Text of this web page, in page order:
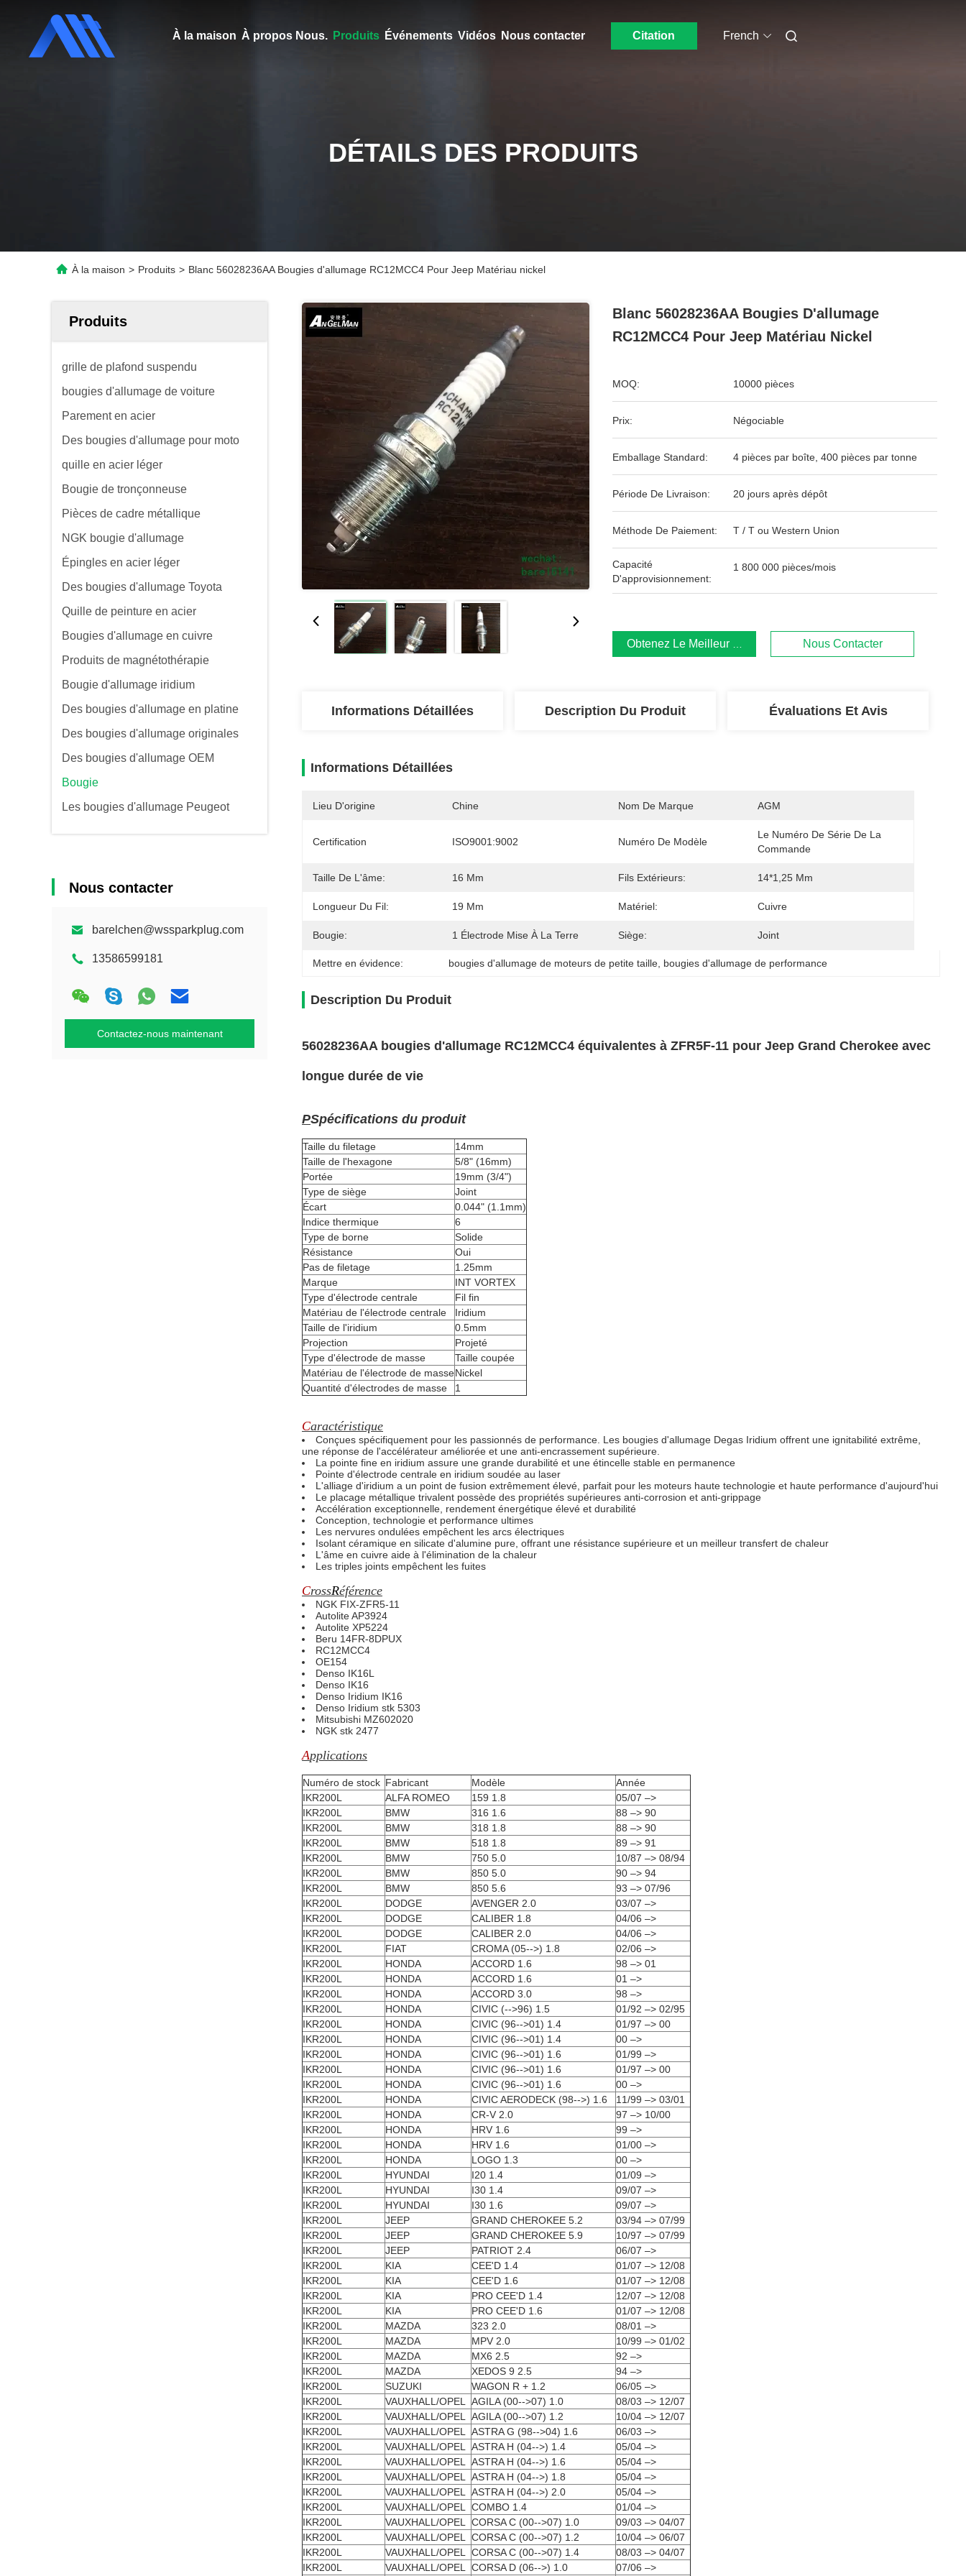
À la maison À propos Nous. Produits Événements Vidéos Nous contacter Citation French
DÉTAILS DES PRODUITS
À la maison > Produits > Blanc 56028236AA Bougies d'allumage RC12MCC4 Pour Jeep Matériau nickel
Produits
grille de plafond suspendu
bougies d'allumage de voiture
Parement en acier
Des bougies d'allumage pour moto
quille en acier léger
Bougie de tronçonneuse
Pièces de cadre métallique
NGK bougie d'allumage
Épingles en acier léger
Des bougies d'allumage Toyota
Quille de peinture en acier
Bougies d'allumage en cuivre
Produits de magnétothérapie
Bougie d'allumage iridium
Des bougies d'allumage en platine
Des bougies d'allumage originales
Des bougies d'allumage OEM
Bougie
Les bougies d'allumage Peugeot
Nous contacter
barelchen@wssparkplug.com
13586599181
Contactez-nous maintenant
Blanc 56028236AA Bougies D'allumage
RC12MCC4 Pour Jeep Matériau Nickel
MOQ: 10000 pièces
Prix: Négociable
Emballage Standard: 4 pièces par boîte, 400 pièces par tonne
Période De Livraison: 20 jours après dépôt
Méthode De Paiement: T / T ou Western Union
Capacité
D'approvisionnement:
1 800 000 pièces/mois
Obtenez Le Meilleur Prix Nous Contacter
Informations Détaillées Description Du Produit Évaluations Et Avis
Informations Détaillées
Lieu D'origine Chine Nom De Marque AGM
Certification ISO9001:9002 Numéro De Modèle
Le Numéro De Série De La
Commande
Taille De L'âme: 16 Mm Fils Extérieurs: 14*1,25 Mm
Longueur Du Fil: 19 Mm Matériel: Cuivre
Bougie: 1 Électrode Mise À La Terre Siège: Joint
Mettre en évidence: bougies d'allumage de moteurs de petite taille bougies d'allumage de performance
Description Du Produit
56028236AA bougies d'allumage RC12MCC4 équivalentes à ZFR5F-11 pour Jeep Grand Cherokee avec
longue durée de vie
PSpécifications du produit
Taille du filetage
14mm
Taille de l'hexagone
5/8" (16mm)
Portée
19mm (3/4")
Type de siège
Joint
Écart
0.044" (1.1mm)
Indice thermique
6
Type de borne
Solide
Résistance
Oui
Pas de filetage
1.25mm
Marque
INT VORTEX
Type d'électrode centrale
Fil fin
Matériau de l'électrode centrale
Iridium
Taille de l'iridium
0.5mm
Projection
Projeté
Type d'électrode de masse
Taille coupée
Matériau de l'électrode de masseNickel
Quantité d'électrodes de masse
1
Caractéristique
Conçues spécifiquement pour les passionnés de performance. Les bougies d'allumage Degas Iridium offrent une ignitabilité extrême,
une réponse de l'accélérateur améliorée et une anti-encrassement supérieure.
La pointe fine en iridium assure une grande durabilité et une étincelle stable en permanence
Pointe d'électrode centrale en iridium soudée au laser
L'alliage d'iridium a un point de fusion extrêmement élevé, parfait pour les moteurs haute technologie et haute performance d'aujourd'hui
Le placage métallique trivalent possède des propriétés supérieures anti-corrosion et anti-grippage
Accélération exceptionnelle, rendement énergétique élevé et durabilité
Conception, technologie et performance ultimes
Les nervures ondulées empêchent les arcs électriques
Isolant céramique en silicate d'alumine pure, offrant une résistance supérieure et un meilleur transfert de chaleur
L'âme en cuivre aide à l'élimination de la chaleur
Les triples joints empêchent les fuites
CrossRéférence
NGK FIX-ZFR5-11
Autolite AP3924
Autolite XP5224
Beru 14FR-8DPUX
RC12MCC4
OE154
Denso IK16L
Denso IK16
Denso Iridium IK16
Denso Iridium stk 5303
Mitsubishi MZ602020
NGK stk 2477
Applications
Numéro de stock Fabricant Modèle
Année
IKR200L
ALFA ROMEO 159 1.8
05/07 –>
IKR200L
BMW 316 1.6
88 –> 90
IKR200L
BMW 318 1.8
88 –> 90
IKR200L
BMW 518 1.8
89 –> 91
IKR200L
BMW 750 5.0
10/87 –> 08/94
IKR200L
BMW 850 5.0
90 –> 94
IKR200L
BMW 850 5.6
93 –> 07/96
IKR200L
DODGE AVENGER 2.0
03/07 –>
IKR200L
DODGE CALIBER 1.8
04/06 –>
IKR200L
DODGE CALIBER 2.0
04/06 –>
IKR200L
FIAT CROMA (05-->) 1.8
02/06 –>
IKR200L
HONDA ACCORD 1.6
98 –> 01
IKR200L
HONDA ACCORD 1.6
01 –>
IKR200L
HONDA ACCORD 3.0
98 –>
IKR200L
HONDA CIVIC (-->96) 1.5
01/92 –> 02/95
IKR200L
HONDA CIVIC (96-->01) 1.4
01/97 –> 00
IKR200L
HONDA CIVIC (96-->01) 1.4
00 –>
IKR200L
HONDA CIVIC (96-->01) 1.6
01/99 –>
IKR200L
HONDA CIVIC (96-->01) 1.6
01/97 –> 00
IKR200L
HONDA CIVIC (96-->01) 1.6
00 –>
IKR200L
HONDA CIVIC AERODECK (98-->) 1.6
11/99 –> 03/01
IKR200L
HONDA CR-V 2.0
97 –> 10/00
IKR200L
HONDA HRV 1.6
99 –>
IKR200L
HONDA HRV 1.6
01/00 –>
IKR200L
HONDA LOGO 1.3
00 –>
IKR200L
HYUNDAI I20 1.4
01/09 –>
IKR200L
HYUNDAI I30 1.4
09/07 –>
IKR200L
HYUNDAI I30 1.6
09/07 –>
IKR200L
JEEP GRAND CHEROKEE 5.2
03/94 –> 07/99
IKR200L
JEEP GRAND CHEROKEE 5.9
10/97 –> 07/99
IKR200L
JEEP PATRIOT 2.4
06/07 –>
IKR200L
KIA CEE'D 1.4
01/07 –> 12/08
IKR200L
KIA CEE'D 1.6
01/07 –> 12/08
IKR200L
KIA PRO CEE'D 1.4
12/07 –> 12/08
IKR200L
KIA PRO CEE'D 1.6
01/07 –> 12/08
IKR200L
MAZDA 323 2.0
08/01 –>
IKR200L
MAZDA MPV 2.0
10/99 –> 01/02
IKR200L
MAZDA MX6 2.5
92 –>
IKR200L
MAZDA XEDOS 9 2.5
94 –>
IKR200L
SUZUKI WAGON R + 1.2
06/05 –>
IKR200L
VAUXHALL/OPEL AGILA (00-->07) 1.0
08/03 –> 12/07
IKR200L
VAUXHALL/OPEL AGILA (00-->07) 1.2
10/04 –> 12/07
IKR200L
VAUXHALL/OPEL ASTRA G (98-->04) 1.6
06/03 –>
IKR200L
VAUXHALL/OPEL ASTRA H (04-->) 1.4
05/04 –>
IKR200L
VAUXHALL/OPEL ASTRA H (04-->) 1.6
05/04 –>
IKR200L
VAUXHALL/OPEL ASTRA H (04-->) 1.8
05/04 –>
IKR200L
VAUXHALL/OPEL ASTRA H (04-->) 2.0
05/04 –>
IKR200L
VAUXHALL/OPEL COMBO 1.4
01/04 –>
IKR200L
VAUXHALL/OPEL CORSA C (00-->07) 1.0
09/03 –> 04/07
IKR200L
VAUXHALL/OPEL CORSA C (00-->07) 1.2
10/04 –> 06/07
IKR200L
VAUXHALL/OPEL CORSA C (00-->07) 1.4
08/03 –> 04/07
IKR200L
VAUXHALL/OPEL CORSA D (06-->) 1.0 07/06 –>